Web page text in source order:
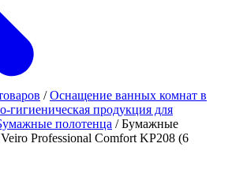
/ Оснащение ванных комнат в
гигиеническая продукция для
полотенца / Бумажные
Professional Comfort KP208 (6